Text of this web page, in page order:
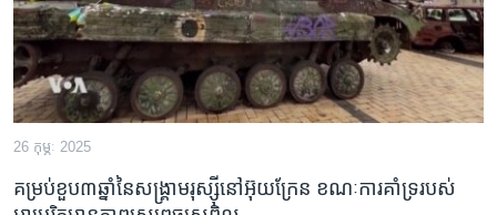
និង​
ចូល​
ទៅ​
កាន់​
ទំព័រ​
ស្វែង​
បណ្តាញ​សង្គម
26 កុម្ភៈ 2025
គម្រប់ខួប៣ឆ្នាំនៃសង្គ្រាមរុស្ស៊ីនៅអ៊ុយក្រែន ខណៈការគាំទ្ររបស់